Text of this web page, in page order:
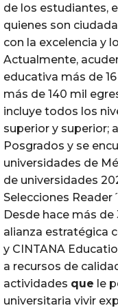
de los estudiantes,
quienes son
con la excelencia y
Actualmente,
educativa más de
más de 140 mil
incluye todos los
superior y superior;
Posgrados y se
universidades de
de universidades
Selecciones
Desde hace más de
alianza estratégica
y CINTANA
a recursos de
actividades que le
universitaria vivir